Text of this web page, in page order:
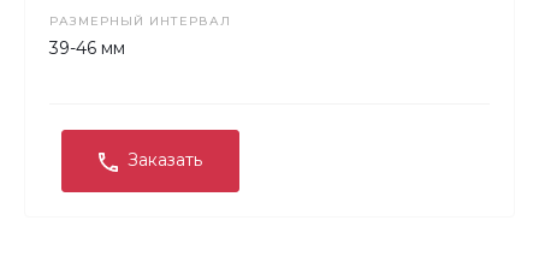
РАЗМЕРНЫЙ ИНТЕРВАЛ
39-46 мм
Заказать